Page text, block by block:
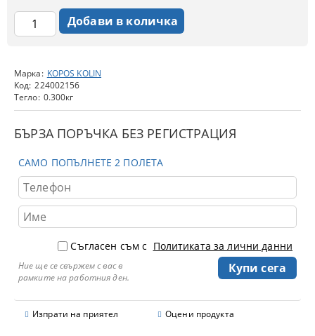
Марка: KOPOS KOLIN
Код: 224002156
Тегло: 0.300кг
БЪРЗА ПОРЪЧКА БЕЗ РЕГИСТРАЦИЯ
САМО ПОПЪЛНЕТЕ 2 ПОЛЕТА
Съгласен съм с Политиката за лични данни
Ние ще се свържем с вас в
рамките на работния ден.
Изпрати на приятел Оцени продукта